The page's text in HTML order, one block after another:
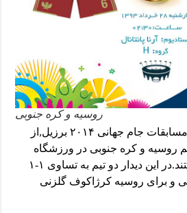
روسیه و کره جنوبی
در دومین دیدار گروه H مسابقات جام جهانی ۲۰۱۴ برزیل,از
دو تیم روسیه و کره جنوبی در ورزشگاه
پانتانال به مصاف هم رفتند.در این دیدار دو تیم به تساوی ۱-۱
و برای روسیه کرژاکوف گلزنی